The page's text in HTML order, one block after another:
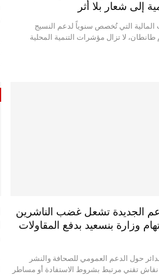
إلى شعار بلا أثر
المالية التي تُخصص سنوياً لدعم النسيج
طانطان، لا تزال مؤشرات التنمية المحلية
الجديدة تشعل غضب الناشرين
وزارة بنسعيد بدفع المقاولات
حول الدعم العمومي للصحافة والنشر
تقني مرتبط بشروط الاستفادة أو مساطر